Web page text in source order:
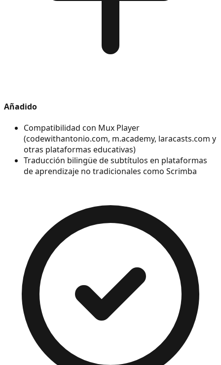
Añadido
Compatibilidad con Mux Player
(codewithantonio.com, m.academy, laracasts.com y
otras plataformas educativas)
Traducción bilingüe de subtítulos en plataformas
de aprendizaje no tradicionales como Scrimba